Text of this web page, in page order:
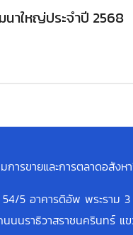
นาใหญ่ประจำปี 2568
การขายและการตลาดอสังห
54/5 อาคารดิอัพ พระราม
นนราธิวาสราชนครินทร์ แ